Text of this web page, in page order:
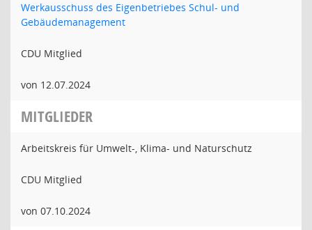
Werkausschuss des Eigenbetriebes Schul- und
Gebäudemanagement
CDU Mitglied
von 12.07.2024
MITGLIEDER
Arbeitskreis für Umwelt-, Klima- und Naturschutz
CDU Mitglied
von 07.10.2024